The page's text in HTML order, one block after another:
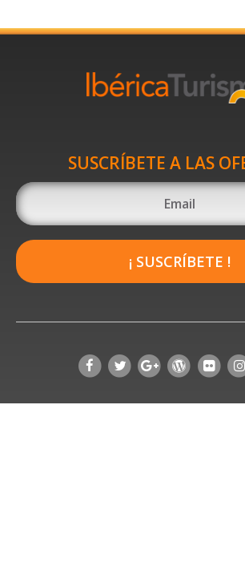
SUSCRÍBETE A LAS
¡ SUSCRÍBETE !